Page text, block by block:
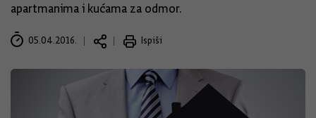
apartmanima i kućama za odmor.
05.04.2016. Ispiši